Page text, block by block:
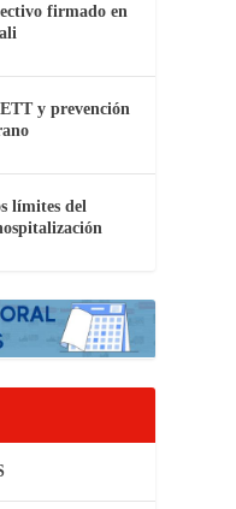
firmado en
y prevención
límites del